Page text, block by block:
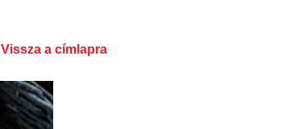
Vissza a címlapra